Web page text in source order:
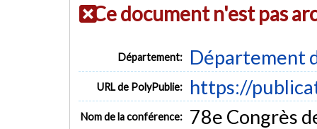
Ce document n'est pas
Département: Département
URL de PolyPublie: https://
Nom de la conférence: 78e Congrès